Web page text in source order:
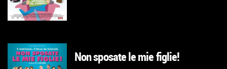
GUARDA IL TRAILER Non sposate le mie figlie!